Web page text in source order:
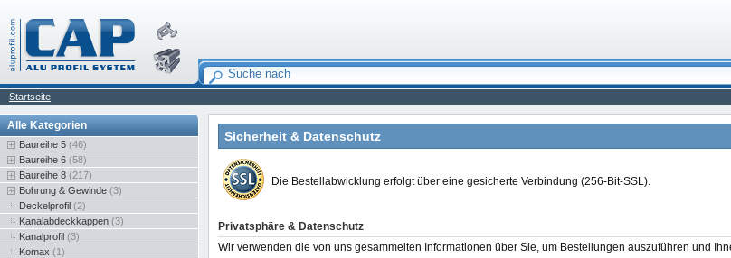
Startseite
Alle Kategorien
Baureihe 5 (46)
Baureihe 6 (58)
Baureihe 8 (217)
Bohrung & Gewinde (3)
Deckelprofil (2)
Kanalabdeckkappen (3)
Kanalprofil (3)
Komax (1)
Sicherheit & Datenschutz
Die Bestellabwicklung erfolgt über eine gesicherte Verbindung (256-Bit-SSL).
Privatsphäre & Datenschutz
Wir verwenden die von uns gesammelten Informationen über Sie, um Bestellungen auszuführen und